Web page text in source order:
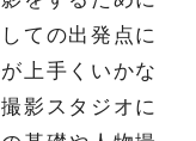
ての出発点に
上手くいかな
影スタジオに